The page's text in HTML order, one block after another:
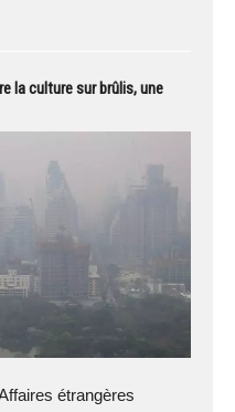
la culture sur brûlis, une
étrangères